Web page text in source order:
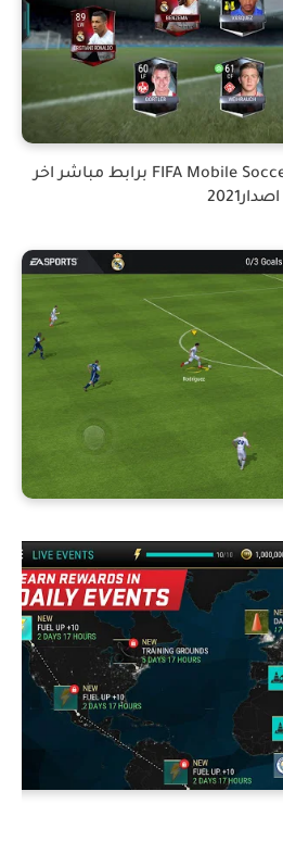
تحميل لعبة FIFA Mobile Soccer Mod Apk برابط مباشر اخر
اصدار2021